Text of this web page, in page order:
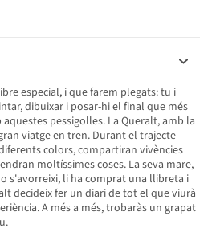
especial, i que farem plegats: tu i
dibuixar i posar-hi el final que més
pessigolles. La Queralt, amb la
viatge en tren. Durant el trajecte
colors, compartiran vivències
moltíssimes coses. La seva mare,
s'avorreixi, li ha comprat una llibreta i
decideix fer un diari de tot el que viurà
A més a més, trobaràs un grapat